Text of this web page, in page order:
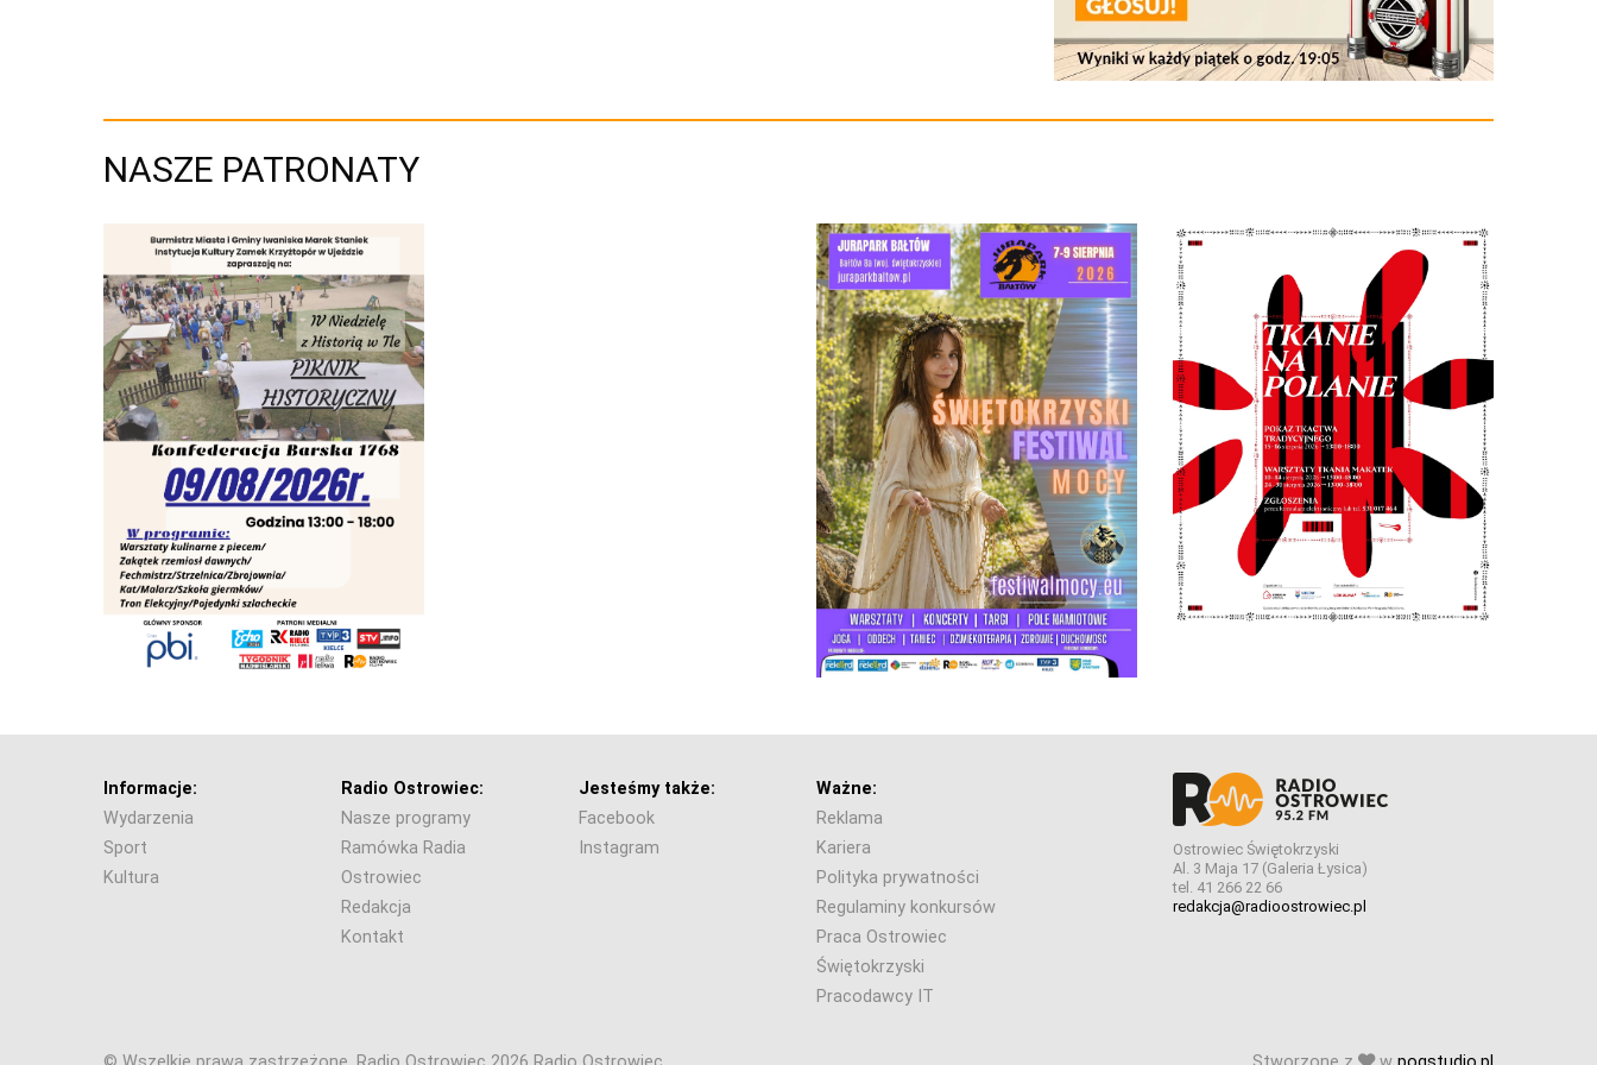
NASZE PATRONATY
Informacje:
Wydarzenia
Sport
Kultura
Radio Ostrowiec:
Nasze programy
Ramówka Radia
Ostrowiec
Redakcja
Kontakt
Jesteśmy także:
Facebook
Instagram
Ważne:
Reklama
Kariera
Polityka prywatności
Regulaminy konkursów
Praca Ostrowiec
Świętokrzyski
Pracodawcy IT
Ostrowiec Świętokrzyski
Al. 3 Maja 17 (Galeria Łysica)
tel. 41 266 22 66
redakcja@radioostrowiec.pl